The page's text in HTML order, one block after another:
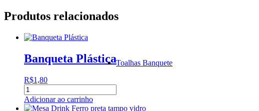
Toalhas Banquete
Produtos relacionados
Banqueta Plástica
R$1,80
Banqueta
Plástica
quantidade
Adicionar ao carrinho